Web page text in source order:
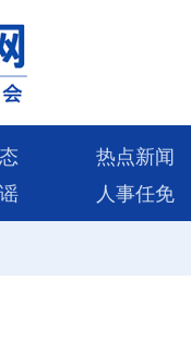
热点新闻
人事任免